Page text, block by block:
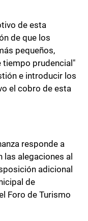
de esta
de que los
pequeños,
tiempo prudencial"
e introducir los
el cobro de esta
responde a
alegaciones al
adicional
de
Foro de Turismo